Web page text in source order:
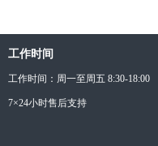
工作时间
工作时间：周一至周五 8:30-18:00
7×24小时售后支持